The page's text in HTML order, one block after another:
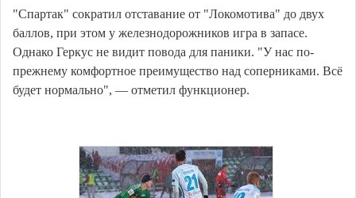
"Спартак" сократил отставание от "Локомотива" до двух
баллов, при этом у железнодорожников игра в запасе.
Однако Геркус не видит повода для паники. "У нас по-
прежнему комфортное преимущество над соперниками. Всё
будет нормально", — отметил функционер.